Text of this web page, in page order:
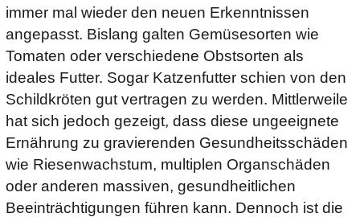
immer mal wieder den neuen Erkenntnissen
angepasst. Bislang galten Gemüsesorten wie
Tomaten oder verschiedene Obstsorten als
ideales Futter. Sogar Katzenfutter schien von den
Schildkröten gut vertragen zu werden. Mittlerweile
hat sich jedoch gezeigt, dass diese ungeeignete
Ernährung zu gravierenden Gesundheitsschäden
wie Riesenwachstum, multiplen Organschäden
oder anderen massiven, gesundheitlichen
Beeinträchtigungen führen kann. Dennoch ist die